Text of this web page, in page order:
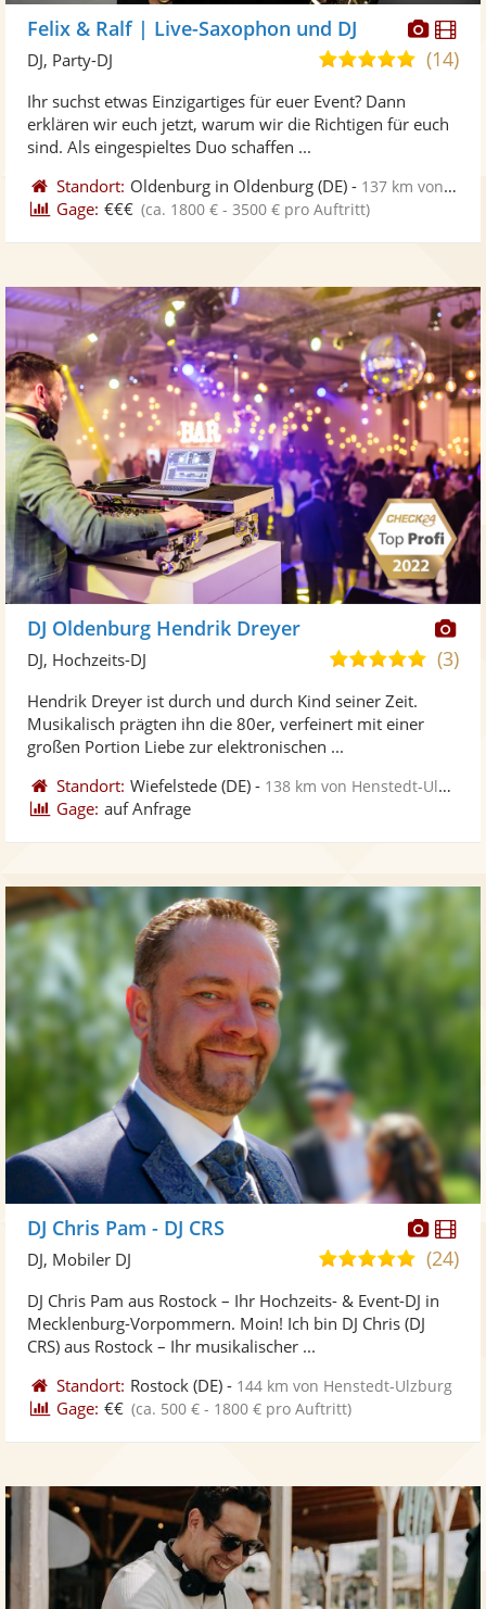
Felix & Ralf | Live-Saxophon und DJ
5,0(14)
DJ, Party-DJ
Ihr suchst etwas Einzigartiges für euer Event? Dann
erklären wir euch jetzt, warum wir die Richtigen für euch
sind. Als eingespieltes Duo schaffen ...
Standort: Oldenburg in Oldenburg (DE) - 137 km von Henstedt-Ulzburg
Gage: €€€ (ca. 1800 € - 3500 € pro Auftritt)
DJ Oldenburg Hendrik Dreyer
5,0(3)
DJ, Hochzeits-DJ
Hendrik Dreyer ist durch und durch Kind seiner Zeit.
Musikalisch prägten ihn die 80er, verfeinert mit einer
großen Portion Liebe zur elektronischen ...
Standort: Wiefelstede (DE) - 138 km von Henstedt-Ulzburg
Gage: auf Anfrage
Fotos
DJ Chris Pam - DJ CRS
5,0
5
Sternen
(24)
DJ, Mobiler DJ
DJ Chris Pam aus Rostock – Ihr Hochzeits- & Event-DJ in
Mecklenburg-Vorpommern. Moin! Ich bin DJ Chris (DJ
CRS) aus Rostock – Ihr musikalischer ...
Standort: Rostock (DE) - 144 km von Henstedt-Ulzburg
Gage: €€ (ca. 500 € - 1800 € pro Auftritt)